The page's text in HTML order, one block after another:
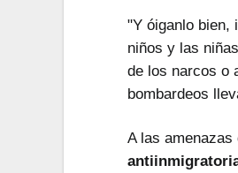
"Y óiganlo bien,
niños y las
de los narcos o
bombardeos
A las